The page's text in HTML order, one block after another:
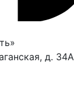
д. 34А